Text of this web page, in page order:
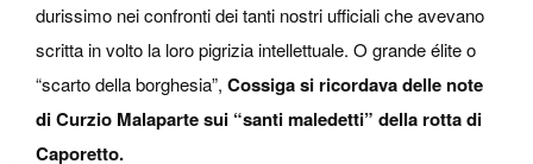
durissimo nei confronti dei tanti nostri ufficiali che avevano
scritta in volto la loro pigrizia intellettuale. O grande élite o
“scarto della borghesia”, Cossiga si ricordava delle note
di Curzio Malaparte sui “santi maledetti” della rotta di
Caporetto.